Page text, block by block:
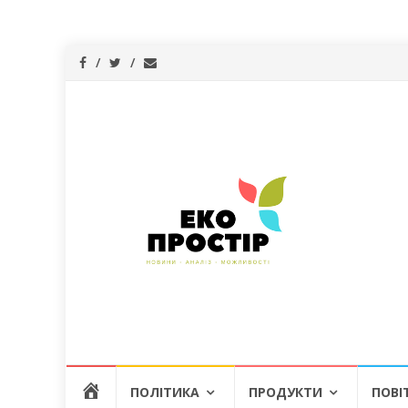
ПОЛІТИКА ПРОДУКТИ